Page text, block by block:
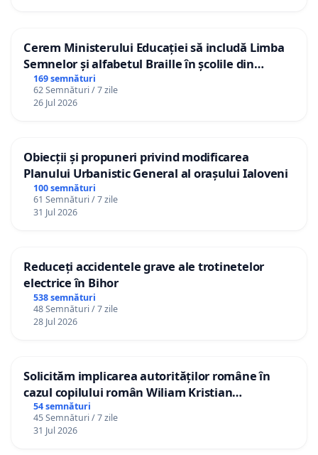
Cerem Ministerului Educației să includă Limba
Semnelor și alfabetul Braille în școlile din
Republica Moldova!
169 semnături
62 Semnături / 7 zile
26 Jul 2026
Obiecții și propuneri privind modificarea
Planului Urbanistic General al orașului Ialoveni
100 semnături
61 Semnături / 7 zile
31 Jul 2026
Reduceți accidentele grave ale trotinetelor
electrice în Bihor
538 semnături
48 Semnături / 7 zile
28 Jul 2026
Solicităm implicarea autorităților române în
cazul copilului român Wiliam Kristian
Gheorghe, aflat în plasament în Danemarca de
12 ani
54 semnături
45 Semnături / 7 zile
31 Jul 2026